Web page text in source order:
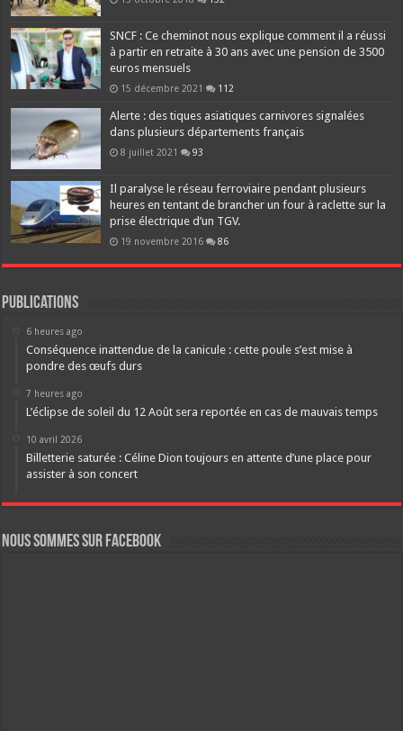
SNCF : Ce cheminot nous explique comment il a réussi
à partir en retraite à 30 ans avec une pension de 3500
euros mensuels
15 décembre 2021 112
Alerte : des tiques asiatiques carnivores signalées
dans plusieurs départements français
8 juillet 2021 93
Il paralyse le réseau ferroviaire pendant plusieurs
heures en tentant de brancher un four à raclette sur la
prise électrique d’un TGV.
19 novembre 2016 86
Publications
6 heures ago
Conséquence inattendue de la canicule : cette poule s’est mise à
pondre des œufs durs
7 heures ago
L’éclipse de soleil du 12 Août sera reportée en cas de mauvais temps
10 avril 2026
Billetterie saturée : Céline Dion toujours en attente d’une place pour
assister à son concert
Nous sommes sur FaceBook